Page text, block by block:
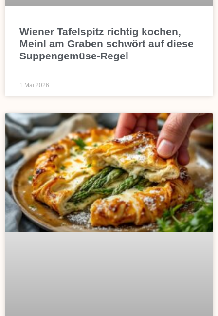
Wiener Tafelspitz richtig kochen,
Meinl am Graben schwört auf diese
Suppengemüse-Regel
1 Mai 2026